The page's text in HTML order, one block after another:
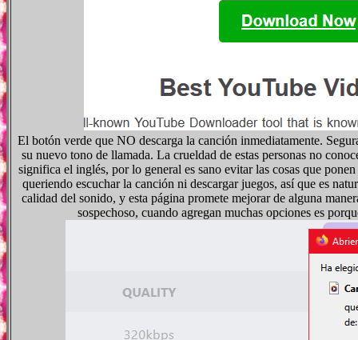
El botón verde que NO descarga la canción inmediatamente.
su nuevo tono de llamada. La crueldad de estas personas no
significa el inglés, por lo general es sano evitar las cosas que
queriendo escuchar la canción ni descargar juegos, así que es
calidad del sonido, y esta página promete mejorar de alguna
sospechoso, cuando agregan muchas opciones es